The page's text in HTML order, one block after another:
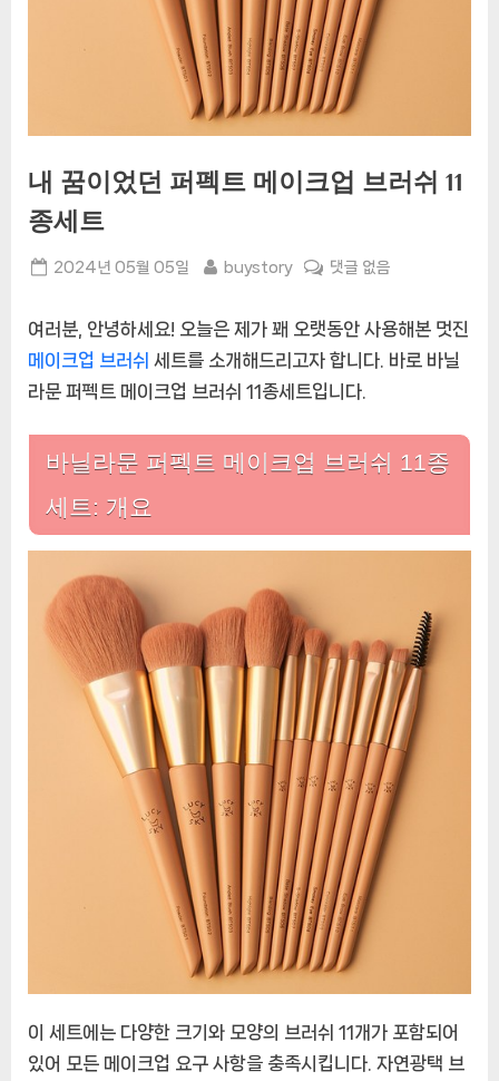
내 꿈이었던 퍼펙트 메이크업 브러쉬 11
종세트
Posted
2024년 05월 05일 By
buystory
내
었
던
퍼
메
업
11
종
세
트
에
댓글 없음
여러분, 안녕하세요! 오늘은 제가 꽤 오랫동안 사용해본 멋진
메이크업 브러쉬 세트를 소개해드리고자 합니다. 바로 바닐
라문 퍼펙트 메이크업 브러쉬 11종세트입니다.
바닐라문 퍼펙트 메이크업 브러쉬 11종
세트: 개요
이 세트에는 다양한 크기와 모양의 브러쉬 11개가 포함되어
있어 모든 메이크업 요구 사항을 충족시킵니다. 자연광택 브